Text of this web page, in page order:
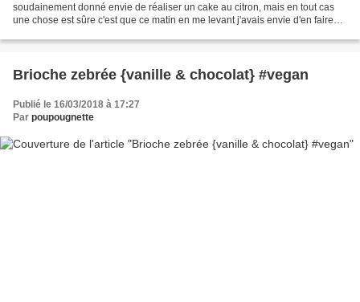
soudainement donné envie de réaliser un cake au citron, mais en tout cas
une chose est sûre c'est que ce matin en me levant j'avais envie d'en faire
Brioche zebrée {vanille & chocolat} #vegan
Publié le 16/03/2018 à 17:27
Par poupougnette